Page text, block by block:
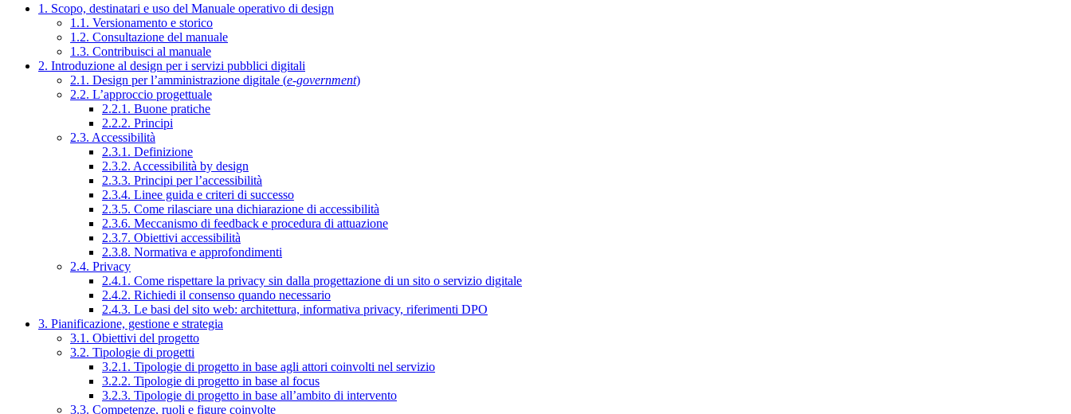
1. Scopo, destinatari e uso del Manuale operativo di design
1.1. Versionamento e storico
1.2. Consultazione del manuale
1.3. Contribuisci al manuale
2. Introduzione al design per i servizi pubblici digitali
2.1. Design per l’amministrazione digitale (e-government)
2.2. L’approccio progettuale
2.2.1. Buone pratiche
2.2.2. Principi
2.3. Accessibilità
2.3.1. Definizione
2.3.2. Accessibilità by design
2.3.3. Principi per l’accessibilità
2.3.4. Linee guida e criteri di successo
2.3.5. Come rilasciare una dichiarazione di accessibilità
2.3.6. Meccanismo di feedback e procedura di attuazione
2.3.7. Obiettivi accessibilità
2.3.8. Normativa e approfondimenti
2.4. Privacy
2.4.1. Come rispettare la privacy sin dalla progettazione di un sito o servizio digitale
2.4.2. Richiedi il consenso quando necessario
2.4.3. Le basi del sito web: architettura, informativa privacy, riferimenti DPO
3. Pianificazione, gestione e strategia
3.1. Obiettivi del progetto
3.2. Tipologie di progetti
3.2.1. Tipologie di progetto in base agli attori coinvolti nel servizio
3.2.2. Tipologie di progetto in base al focus
3.2.3. Tipologie di progetto in base all’ambito di intervento
3.3. Competenze, ruoli e figure coinvolte